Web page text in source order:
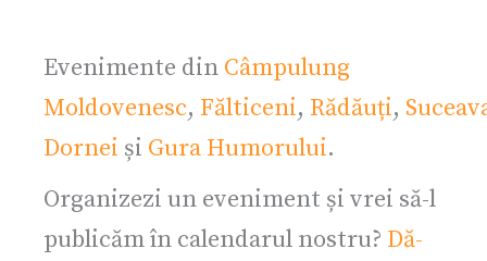
Evenimente din Câmpulung
Moldovenesc, Fălticeni, Rădăuți,
Dornei și Gura Humorului.
Organizezi un eveniment și vrei să-l
publicăm în calendarul nostru? Dă-